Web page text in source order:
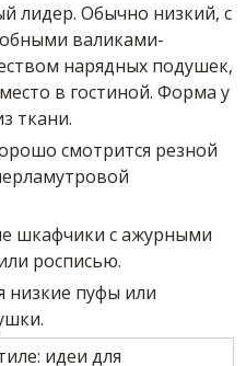
лидер. Обычно низкий, с
валиками-
нарядных подушек,
в гостиной. Форма у
ткани.
смотрится резной
шкафчики с ажурными
росписью.
низкие пуфы или